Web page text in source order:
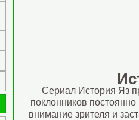
Сериал История Яз
поклонников
внимание зрителя и